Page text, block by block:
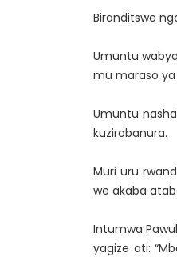
Biranditswe
Umuntu
mu maraso
Umuntu
kuzirobanura.
Muri uru
we akaba
Intumwa
yagize ati: